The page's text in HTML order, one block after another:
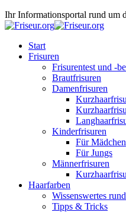
Ihr Informationsportal rund um
Start
Frisuren
Frisurentest und -
Brautfrisuren
Damenfrisuren
Kinderfrisuren
Für Mädchen
Für Jungs
Männerfrisuren
Haarfarben
Wissenswertes
Tipps & Tricks